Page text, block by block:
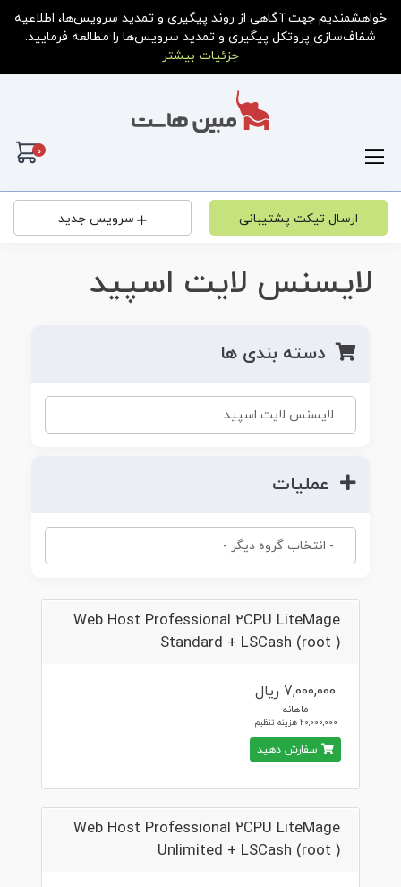
خواهشمندیم جهت آگاهی از روند پیگیری و تمدید سرویس‌ها، اطلاعیه
شفاف‌سازی پروتکل پیگیری و تمدید سرویس‌ها را مطالعه فرمایید.
جزئیات بیشتر
0
ارسال تیکت پشتیبانی سرویس جدید
لایسنس لایت اسپید
دسته بندی ها
عملیات
Web Host Professional 2CPU LiteMage
Standard + LSCash (root )
7,000,000 ریال
ماهانه
20,000,000 هزینه تنظیم
سفارش دهید
Web Host Professional 2CPU LiteMage
Unlimited + LSCash (root )